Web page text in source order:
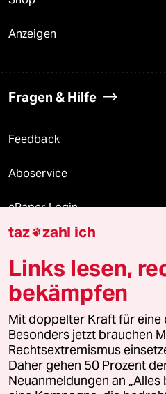
Anzeigen
Fragen & Hilfe
Feedback
Aboservice
ePaper Login
Downloads für Abonnierende
© 2026 taz Verlags und
Alle Rechte vorbehalten. Bei
wenden Sie sich bitte an
Feedback Redaktionsstatut
taz zahl ich
Links lesen,
bekämpfen
Mit doppelter Kraft für eine
Besonders jetzt brauchen
Rechtsextremismus
Daher gehen 50 Prozent
Neuanmeldungen an